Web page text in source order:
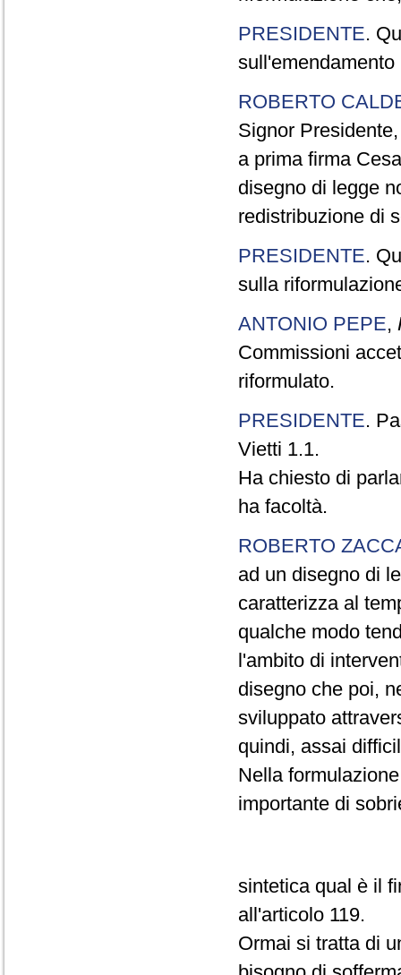
PRESIDENTE.
ROBERTO
Signor
a prima firma
disegno di legge
redistribuzione di
PRESIDENTE.
sulla
ANTONIO PEPE,
Commissioni
riformulato.
PRESIDENTE.
Vietti 1.1.
Ha chiesto di
ha facoltà.
ROBERTO
ad un disegno di
caratterizza al
qualche modo
l'ambito di
disegno che poi,
sviluppato
quindi, assai
Nella
importante di
sintetica qual è il
all'articolo 119.
Ormai si tratta di